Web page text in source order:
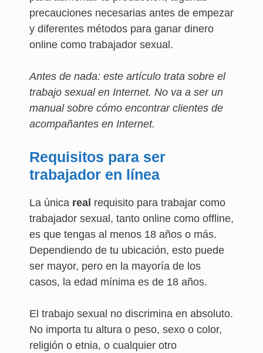
precauciones necesarias antes de empezar
y diferentes métodos para ganar dinero
online como trabajador sexual.
Antes de nada: este artículo trata sobre el
trabajo sexual en Internet. No va a ser un
manual sobre cómo encontrar clientes de
acompañantes en Internet.
Requisitos para ser
trabajador en línea
La única real requisito para trabajar como
trabajador sexual, tanto online como offline,
es que tengas al menos 18 años o más.
Dependiendo de tu ubicación, esto puede
ser mayor, pero en la mayoría de los
casos, la edad mínima es de 18 años.
El trabajo sexual no discrimina en absoluto.
No importa tu altura o peso, sexo o color,
religión o etnia, o cualquier otro